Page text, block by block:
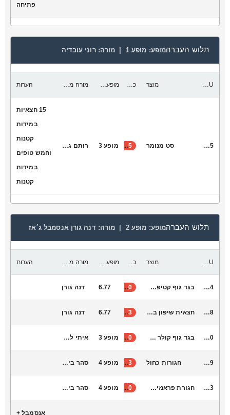
פתיחה
תלוש העברהמופע: מופע 1 | מורה: רוני עובדיה
SKU מוצר כמות להעביר מופע יעד מורה מקבלת הערות
V2015 סט מנומר 35 מופע 3 רותם גיגי
15 חצאיות
במידות
קטנות
וחמש טופים
במידות
קטנות
תלוש העברהמופע: מופע 2 | מורה: דנה גורן אנסמבל ג׳אז
מוצר מורה מקבלת הערות
L6004 בגד גוף קטיפה שרוול אחד 30
6.77 דנה גורן
S1038 חצאית שיפון בורדו קצוות 33
6.77 דנה גורן
L6040 בגד גוף קולר לבן מבריק 40 מופע 3 איתי לביא
B5009 חגורות כחול 33 מופע 4 סהר ביטנר
S1003 חגורת פראנזים אדום 40 מופע 4 סהר ביטנר
אנסמבל +